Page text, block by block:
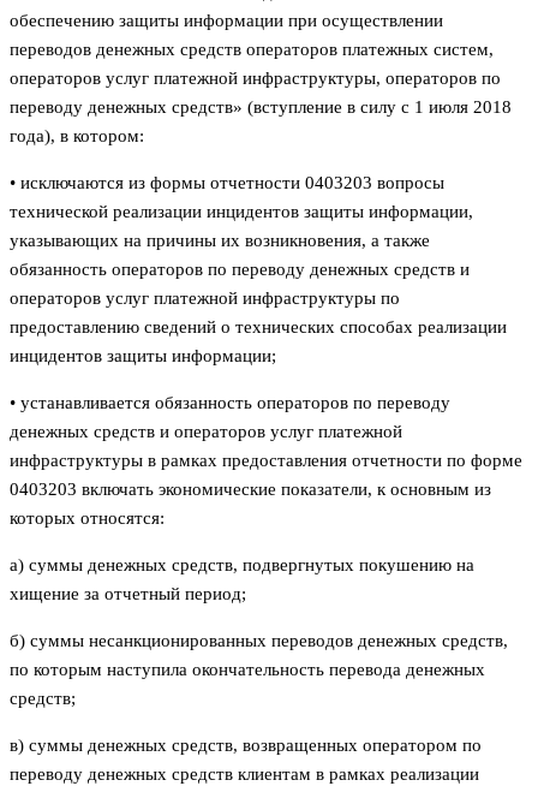
обеспечению защиты информации при осуществлении
переводов денежных средств операторов платежных систем,
операторов услуг платежной инфраструктуры, операторов по
переводу денежных средств» (вступление в силу с 1 июля 2018
года), в котором:
• исключаются из формы отчетности 0403203 вопросы
технической реализации инцидентов защиты информации,
указывающих на причины их возникновения, а также
обязанность операторов по переводу денежных средств и
операторов услуг платежной инфраструктуры по
предоставлению сведений о технических способах реализации
инцидентов защиты информации;
• устанавливается обязанность операторов по переводу
денежных средств и операторов услуг платежной
инфраструктуры в рамках предоставления отчетности по форме
0403203 включать экономические показатели, к основным из
которых относятся:
а) суммы денежных средств, подвергнутых покушению на
хищение за отчетный период;
б) суммы несанкционированных переводов денежных средств,
по которым наступила окончательность перевода денежных
средств;
в) суммы денежных средств, возвращенных оператором по
переводу денежных средств клиентам в рамках реализации